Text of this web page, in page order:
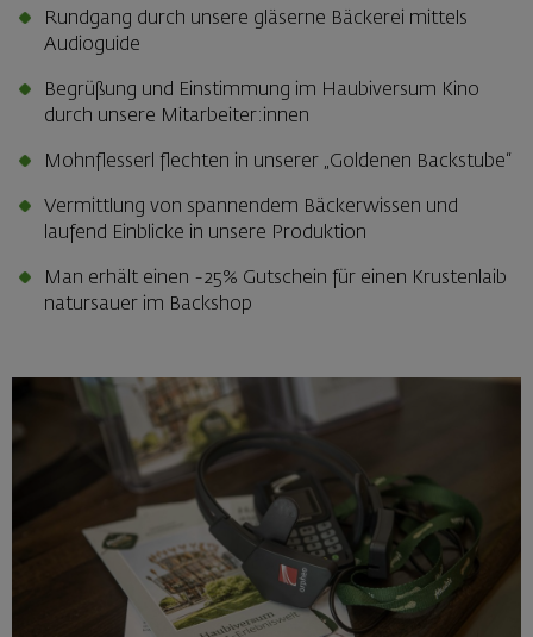
Rundgang durch unsere gläserne Bäckerei mittels
Audioguide
Begrüßung und Einstimmung im Haubiversum Kino
durch unsere Mitarbeiter:innen
Mohnflesserl flechten in unserer „Goldenen Backstube“
Vermittlung von spannendem Bäckerwissen und
laufend Einblicke in unsere Produktion
Man erhält einen -25% Gutschein für einen Krustenlaib
natursauer im Backshop